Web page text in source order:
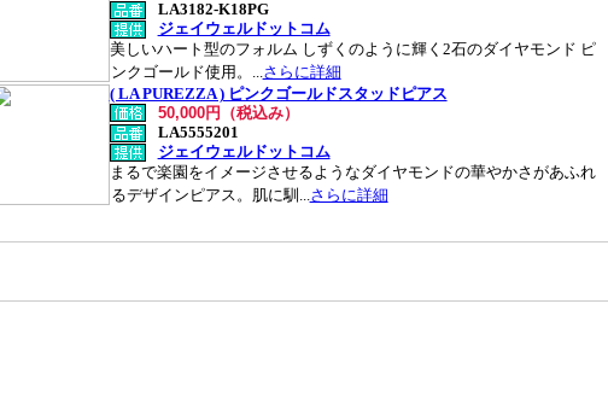
LA3182-K18PG
ジェイウェルドットコム
美しいハート型のフォルム しずくのように輝く2石のダイヤモンド ピ
ンクゴールド使用。...さらに詳細
( LA PUREZZA ) ピンクゴールドスタッドピアス
50,000円（税込み）
LA5555201
ジェイウェルドットコム
まるで楽園をイメージさせるようなダイヤモンドの華やかさがあふれ
るデザインピアス。肌に馴...さらに詳細